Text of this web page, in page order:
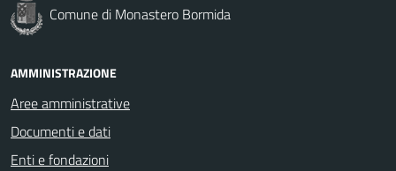
Comune di Monastero Bormida
AMMINISTRAZIONE
Aree amministrative
Documenti e dati
Enti e fondazioni